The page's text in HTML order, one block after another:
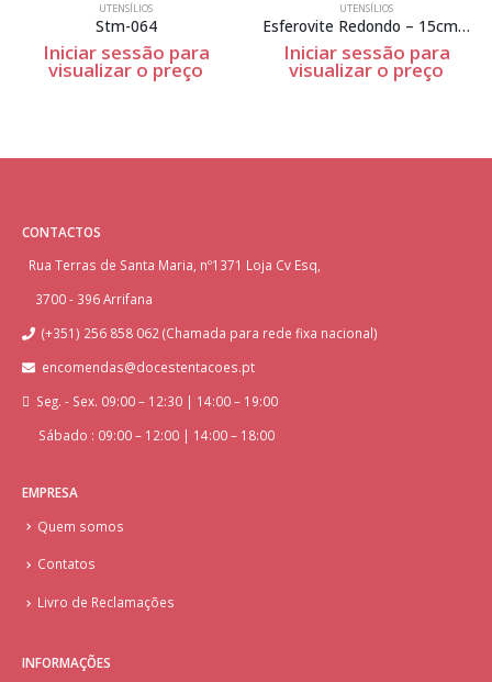
UTENSÍLIOS
Stm-064
Iniciar sessão para
visualizar o preço
UTENSÍLIOS
Esferovite Redondo – 15cm Espessura
Iniciar sessão para
visualizar o preço
CONTACTOS
Rua Terras de Santa Maria, nº1371 Loja Cv Esq,
3700 - 396 Arrifana
(+351) 256 858 062 (Chamada para rede fixa nacional)
encomendas@docestentacoes.pt
Seg. - Sex. 09:00 – 12:30 | 14:00 – 19:00
Sábado : 09:00 – 12:00 | 14:00 – 18:00
EMPRESA
Quem somos
Contatos
Livro de Reclamações
INFORMAÇÕES